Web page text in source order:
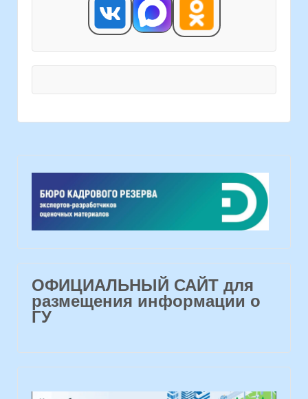
ОФИЦИАЛЬНЫЙ САЙТ для
размещения информации о
ГУ